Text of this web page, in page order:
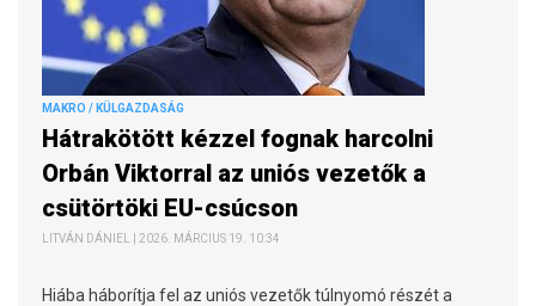
MAKRO / KÜLGAZDASÁG
Hátrakötött kézzel fognak harcolni
Orbán Viktorral az uniós vezetők a
csütörtöki EU-csúcson
LITVÁN DÁNIEL | 2026. MÁRCIUS 19. 10:34
Hiába háborítja fel az uniós vezetők túlnyomó részét a